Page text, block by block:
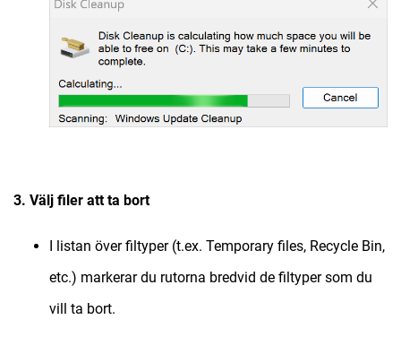
3. Välj filer att ta bort
I listan över filtyper (t.ex. Temporary files, Recycle Bin,
etc.) markerar du rutorna bredvid de filtyper som du
vill ta bort.